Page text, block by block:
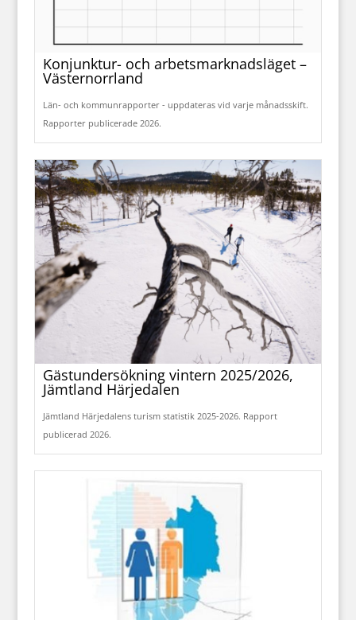
Konjunktur- och arbetsmarknadsläget –
Västernorrland
Län- och kommunrapporter - uppdateras vid varje månadsskift.
Rapporter publicerade 2026.
Gästundersökning vintern 2025/2026,
Jämtland Härjedalen
Jämtland Härjedalens turism statistik 2025-2026. Rapport
publicerad 2026.